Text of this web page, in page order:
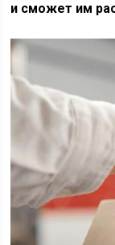
и сможет им